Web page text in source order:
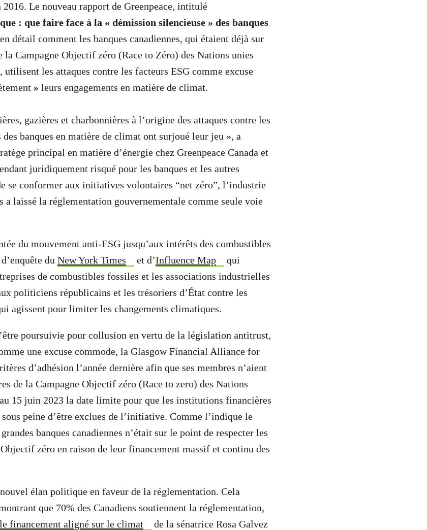
Le nouveau rapport de Greenpeace, intitulé
: que faire face à la « démission silencieuse » des banques
détail comment les banques canadiennes, qui étaient déjà sur
la Campagne Objectif zéro (Race to Zéro) des Nations unies
les attaques contre les facteurs ESG comme excuse
» leurs engagements en matière de climat.
gazières et charbonnières à l’origine des attaques contre les
banques en matière de climat ont surjoué leur jeu », a
principal en matière d’énergie chez Greenpeace Canada et
juridiquement risqué pour les banques et les autres
se conformer aux initiatives volontaires “net zéro”, l’industrie
a laissé la réglementation gouvernementale comme seule voie
du mouvement anti-ESG jusqu’aux intérêts des combustibles
du New York Times et d’Influence Map
qui
de combustibles fossiles et les associations industrielles
politiciens républicains et les trésoriers d’État contre les
agissent pour limiter les changements climatiques.
poursuivie pour collusion en vertu de la législation antitrust,
une excuse commode, la Glasgow Financial Alliance for
d’adhésion l’année dernière afin que ses membres n’aient
de la Campagne Objectif zéro (Race to zero) des Nations
15 juin 2023 la date limite pour que les institutions financières
peine d’être exclues de l’initiative. Comme l’indique le
banques canadiennes n’était sur le point de respecter les
zéro en raison de leur financement massif et continu des
élan politique en faveur de la réglementation. Cela
que 70% des Canadiens soutiennent la réglementation,
financement aligné sur le climat
de la sénatrice Rosa Galvez